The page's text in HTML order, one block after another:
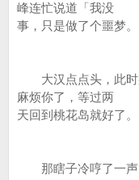
峰连忙说道「我没
事，只是做了个噩梦。
大汉点点头，此时
麻烦你了，等过两
天回到桃花岛就好了。
那瞎子冷哼了一声